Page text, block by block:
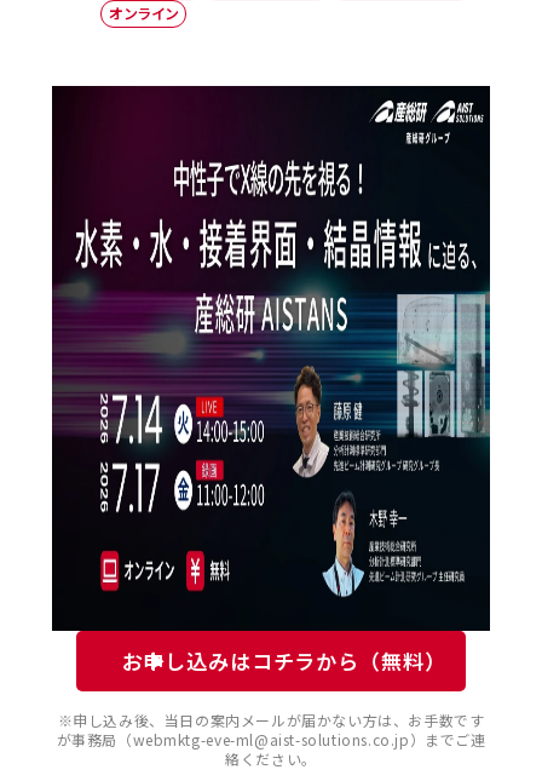
オンライン
お申し込みはコチラから（無料）
※申し込み後、当日の案内メールが届かない方は、お手数です
が事務局（webmktg-eve-ml@aist-solutions.co.jp）までご連
絡ください。